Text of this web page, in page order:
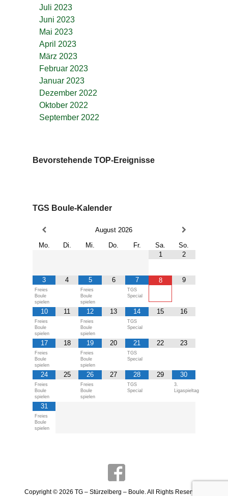
Juli 2023
Juni 2023
Mai 2023
April 2023
März 2023
Februar 2023
Januar 2023
Dezember 2022
Oktober 2022
September 2022
Bevorstehende TOP-Ereignisse
TGS Boule-Kalender
August 2026
Mo.
Di. Mi. Do. Fr. Sa.
So.
1
2
3
Freies
Boule
spielen
4 5
Freies
Boule
spielen
6 7
TGS
Special
8 9
10
Freies
Boule
spielen
11 12
Freies
Boule
spielen
13 14
TGS
Special
15 16
17
Freies
Boule
spielen
18 19
Freies
Boule
spielen
20 21
TGS
Special
22 23
24
Freies
Boule
spielen
25 26
Freies
Boule
spielen
27 28
TGS
Special
29 30
3.
Ligaspieltag
31
Freies
Boule
spielen
Copyright © 2026 TG – Stürzelberg – Boule . All Rights Reserved.